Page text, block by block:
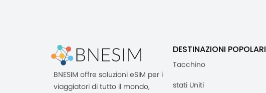
BNESIM offre soluzioni eSIM per i
viaggiatori di tutto il mondo,
DESTINAZIONI POPOLARI
Tacchino
stati Uniti